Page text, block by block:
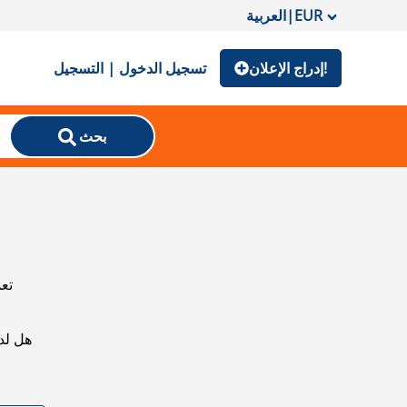
العربية|EUR
تسجيل الدخول | التسجيل إدراج الإعلان!
بحث
هل